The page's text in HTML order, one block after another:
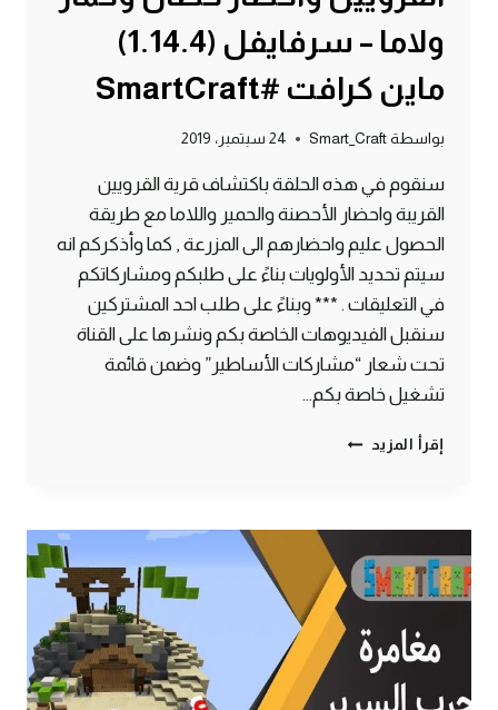
ولاما – سرفايفل (1.14.4)
ماين كرافت #SmartCraft
بواسطة Smart_Craft 24 سبتمبر، 2019
سنقوم في هذه الحلقة باكتشاف قرية القرويين
القريبة واحضار الأحصنة والحمير واللاما مع طريقة
الحصول عليم واحضارهم الى المزرعة , كما وأذكركم انه
سيتم تحديد الأولويات بناءً على طلبكم ومشاركاتكم
في التعليقات . *** وبناءً على طلب احد المشتركين
سنقبل الفيديوهات الخاصة بكم ونشرها على القناة
تحت شعار “مشاركات الأساطير” وضمن قائمة
تشغيل خاصة بكم…
إقرأ المزيد الحلقة
القرويين
واحضار
حصان
وحمار
ولاما
–
سرفايفل
(1.14.4)